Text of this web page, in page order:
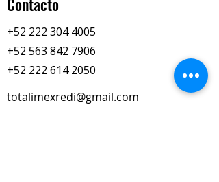
+52 222 304 4005
+52 563 842 7906
+52 222 614 2050
totalimexredi@gmail.com